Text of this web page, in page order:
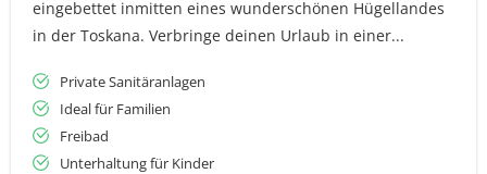
eingebettet inmitten eines wunderschönen Hügellandes
in der Toskana. Verbringe deinen Urlaub in einer...
Private Sanitäranlagen
Ideal für Familien
Freibad
Unterhaltung für Kinder